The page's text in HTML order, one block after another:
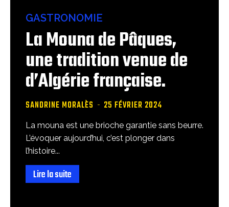
GASTRONOMIE
La Mouna de Pâques,
une tradition venue de
d’Algérie française.
SANDRINE MORALÈS - 25 FÉVRIER 2024
La mouna est une brioche garantie sans beurre.
L’évoquer aujourd’hui, c’est plonger dans
l’histoire...
Lire la suite